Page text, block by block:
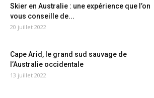
Skier en Australie : une expérience que l’on
vous conseille de...
20 juillet 2022
Cape Arid, le grand sud sauvage de
l’Australie occidentale
13 juillet 2022